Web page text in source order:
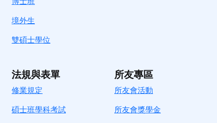
境外生
雙碩士學位
法規與表單
修業規定
碩士班學科考試
所友專區
所友會活動
所友會獎學金